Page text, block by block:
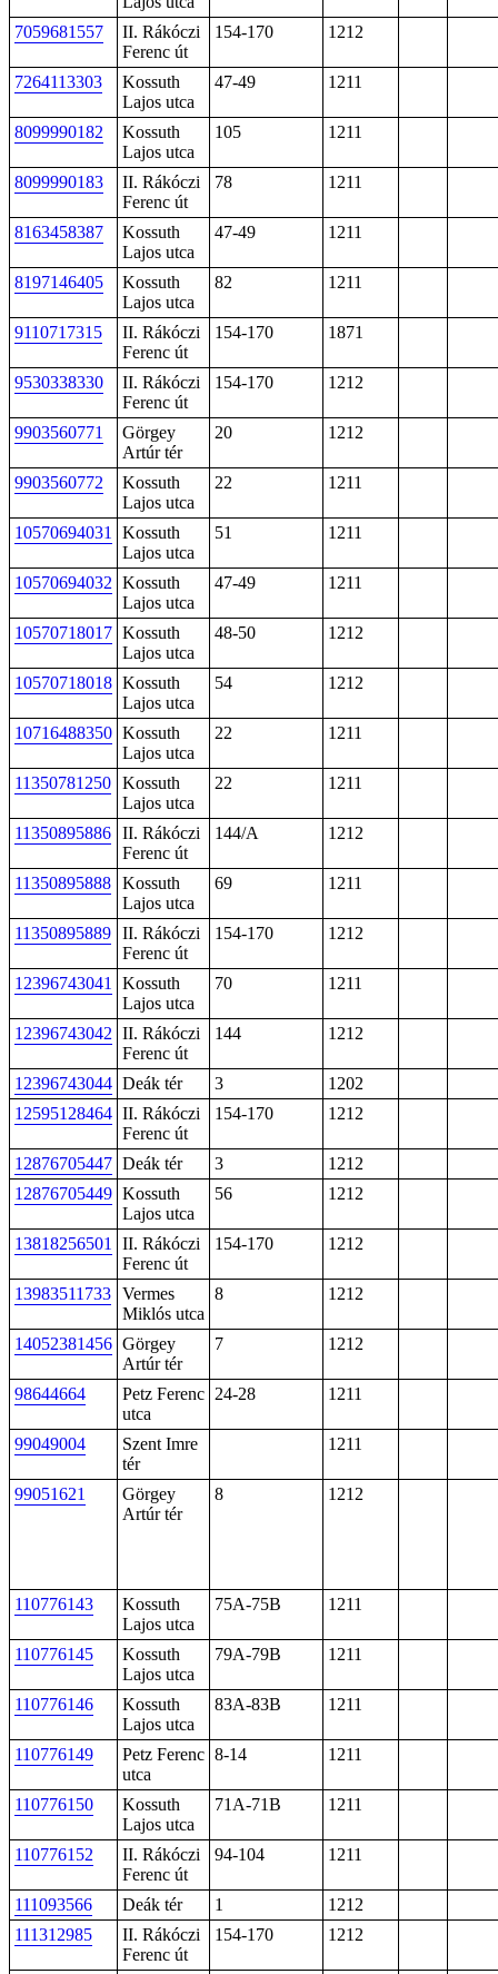
7059681557
II. Rákóczi
Ferenc út
154-170 1212
7264113303
Kossuth
Lajos utca
47-49 1211
8099990182
Kossuth
Lajos utca
105 1211
8099990183
II. Rákóczi
Ferenc út
78 1211
8163458387
Kossuth
Lajos utca
47-49 1211
8197146405
Kossuth
Lajos utca
82 1211
9110717315
II. Rákóczi
Ferenc út
154-170 1871
9530338330
II. Rákóczi
Ferenc út
154-170 1212
9903560771
Görgey
Artúr tér
20 1212
9903560772
Kossuth
Lajos utca
22 1211
10570694031
Kossuth
Lajos utca
51 1211
10570694032 Kossuth
Lajos utca
47-49 1211
10570718017 Kossuth
Lajos utca
48-50 1212
10570718018 Kossuth
Lajos utca
54 1212
10716488350 Kossuth
Lajos utca
22 1211
11350781250 Kossuth
Lajos utca
22 1211
11350895886 II. Rákóczi
Ferenc út
144/A 1212
11350895888 Kossuth
Lajos utca
69 1211
11350895889 II. Rákóczi
Ferenc út
154-170 1212
12396743041
Kossuth
Lajos utca
70 1211
12396743042 II. Rákóczi
Ferenc út
144 1212
12396743044 Deák tér 3
1202
12595128464 II. Rákóczi
Ferenc út
154-170 1212
12876705447 Deák tér 3
1212
12876705449 Kossuth
Lajos utca
56 1212
13818256501
II. Rákóczi
Ferenc út
154-170 1212
13983511733 Vermes
Miklós utca
8 1212
14052381456 Görgey
Artúr tér
7 1212
98644664
Petz Ferenc
utca
24-28 1211
99049004
Szent Imre
tér
1211
99051621
Görgey
Artúr tér
8 1212
110776143
Kossuth
Lajos utca
75A-75B 1211
110776145
Kossuth
Lajos utca
79A-79B 1211
110776146
Kossuth
Lajos utca
83A-83B 1211
110776149
Petz Ferenc
utca
8-14 1211
110776150
Kossuth
Lajos utca
71A-71B 1211
110776152
II. Rákóczi
Ferenc út
94-104 1211
111093566 Deák tér 1
1212
111312985
II. Rákóczi
Ferenc út
154-170 1212